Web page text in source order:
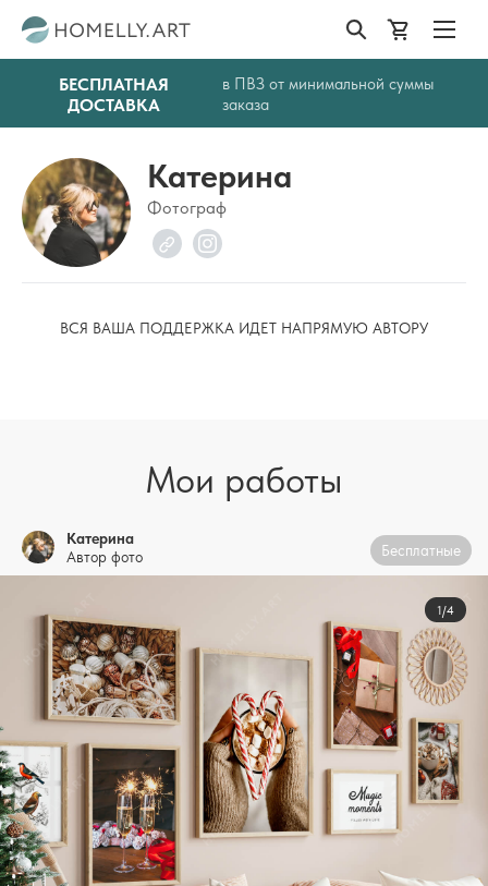
БЕСПЛАТНАЯ
ДОСТАВКА
в ПВЗ от минимальной суммы
заказа
Катерина
Фотограф
ВСЯ ВАША ПОДДЕРЖКА ИДЕТ НАПРЯМУЮ АВТОРУ
Мои работы
Катерина
Автор фото
1/4
Бесплатные